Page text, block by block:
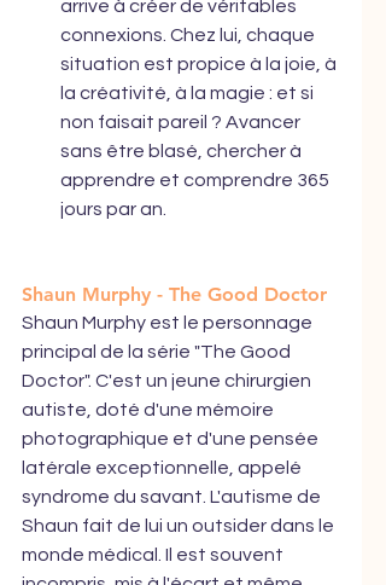
arrive à créer de véritables
connexions. Chez lui, chaque
situation est propice à la joie, à
la créativité, à la magie : et si
non faisait pareil ? Avancer
sans être blasé, chercher à
apprendre et comprendre 365
jours par an.
Shaun Murphy - The Good Doctor
Shaun Murphy est le personnage
principal de la série "The Good
Doctor". C'est un jeune chirurgien
autiste, doté d'une mémoire
photographique et d'une pensée
latérale exceptionnelle, appelé
syndrome du savant. L'autisme de
Shaun fait de lui un outsider dans le
monde médical. Il est souvent